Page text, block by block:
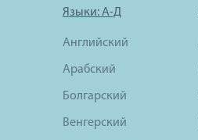
Языки: А-Д
Английский
Арабский
Болгарский
Венгерский